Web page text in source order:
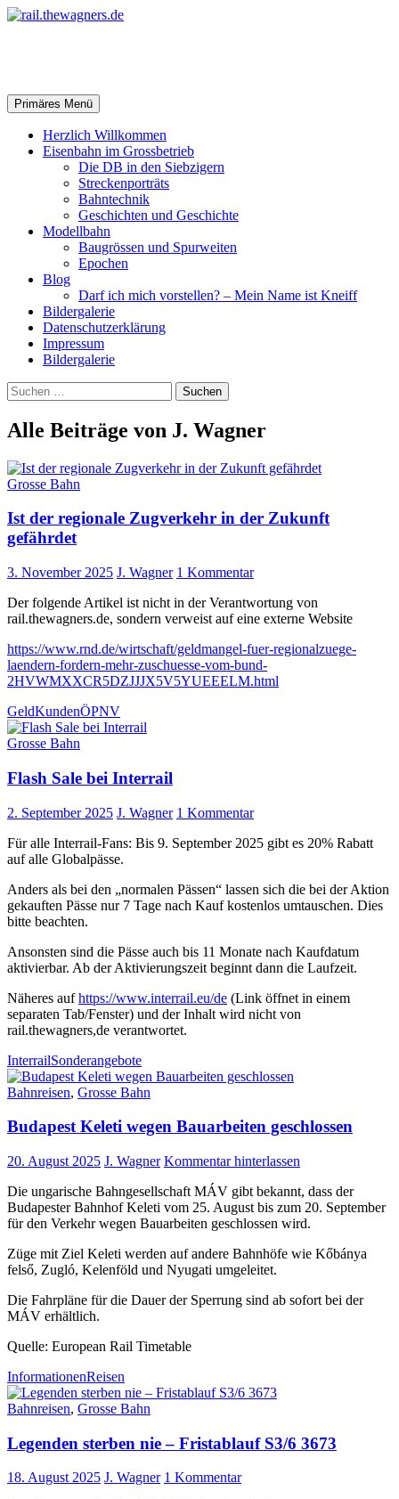
Zum
Suchen
Primäres Menü
Herzlich Willkommen
Eisenbahn im Grossbetrieb
Die DB in den Siebzigern
Streckenporträts
Bahntechnik
Geschichten und Geschichte
Modellbahn
Baugrössen und Spurweiten
Epochen
Blog
Darf ich mich vorstellen? – Mein Name ist Kneiff
Bildergalerie
Datenschutzerklärung
Impressum
Bildergalerie
Suchen
nach:
Alle Beiträge von J. Wagner
Grosse Bahn
Ist der regionale Zugverkehr in der Zukunft
gefährdet
3. November 2025 J. Wagner 1 Kommentar
Der folgende Artikel ist nicht in der Verantwortung von
rail.thewagners.de, sondern verweist auf eine externe Website
https://www.rnd.de/wirtschaft/geldmangel-fuer-regionalzuege-
laendern-fordern-mehr-zuschuesse-vom-bund-
2HVWMXXCR5DZJJJX5V5YUEEELM.html
GeldKundenÖPNV
Grosse Bahn
Flash Sale bei Interrail
2. September 2025 J. Wagner 1 Kommentar
Für alle Interrail-Fans: Bis 9. September 2025 gibt es 20% Rabatt
auf alle Globalpässe.
Anders als bei den „normalen Pässen“ lassen sich die bei der Aktion
gekauften Pässe nur 7 Tage nach Kauf kostenlos umtauschen. Dies
bitte beachten.
Ansonsten sind die Pässe auch bis 11 Monate nach Kaufdatum
aktivierbar. Ab der Aktivierungszeit beginnt dann die Laufzeit.
Näheres aufhttps://www.interrail.eu/de (Link öffnet in einem
separaten Tab/Fenster) und der Inhalt wird nicht von
rail.thewagners,de verantwortet.
InterrailSonderangebote
Bahnreisen, Grosse Bahn
Budapest Keleti wegen Bauarbeiten geschlossen
20. August 2025 J. Wagner Kommentar hinterlassen
Die ungarische Bahngesellschaft MÁV gibt bekannt, dass der
Budapester Bahnhof Keleti vom 25. August bis zum 20. September
für den Verkehr wegen Bauarbeiten geschlossen wird.
Züge mit Ziel Keleti werden auf andere Bahnhöfe wie Kőbánya
felső, Zugló, Kelenföld und Nyugati umgeleitet.
Die Fahrpläne für die Dauer der Sperrung sind ab sofort bei der
MÁV erhältlich.
Quelle: European Rail Timetable
InformationenReisen
Bahnreisen, Grosse Bahn
Legenden sterben nie – Fristablauf S3/6 3673
18. August 2025 J. Wagner 1 Kommentar